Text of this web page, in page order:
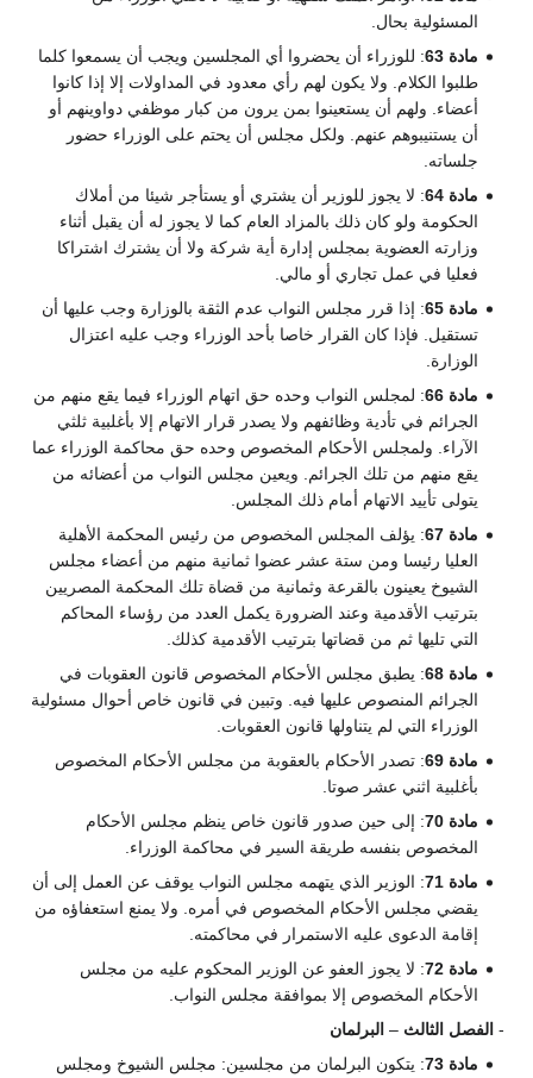
المسئولية بحال.
مادة 63
: للوزراء أن يحضروا أي المجلسين ويجب أن يسمعوا كلما
طلبوا الكلام. ولا يكون لهم رأي معدود في المداولات إلا إذا كانوا
أعضاء. ولهم أن يستعينوا بمن يرون من كبار موظفي دواوينهم أو
أن يستنيبوهم عنهم. ولكل مجلس أن يحتم على الوزراء حضور
جلساته.
مادة 64
: لا يجوز للوزير أن يشتري أو يستأجر شيئا من أملاك
الحكومة ولو كان ذلك بالمزاد العام كما لا يجوز له أن يقبل أثناء
وزارته العضوية بمجلس إدارة أية شركة ولا أن يشترك اشتراكا
فعليا في عمل تجاري أو مالي.
مادة 65
: إذا قرر مجلس النواب عدم الثقة بالوزارة وجب عليها أن
تستقيل. فإذا كان القرار خاصا بأحد الوزراء وجب عليه اعتزال
الوزارة.
مادة 66
: لمجلس النواب وحده حق اتهام الوزراء فيما يقع منهم من
الجرائم في تأدية وظائفهم ولا يصدر قرار الاتهام إلا بأغلبية ثلثي
الآراء. ولمجلس الأحكام المخصوص وحده حق محاكمة الوزراء عما
يقع منهم من تلك الجرائم. ويعين مجلس النواب من أعضائه من
يتولى تأييد الاتهام أمام ذلك المجلس.
مادة 67
: يؤلف المجلس المخصوص من رئيس المحكمة الأهلية
العليا رئيسا ومن ستة عشر عضوا ثمانية منهم من أعضاء مجلس
الشيوخ يعينون بالقرعة وثمانية من قضاة تلك المحكمة المصريين
بترتيب الأقدمية وعند الضرورة يكمل العدد من رؤساء المحاكم
التي تليها ثم من قضاتها بترتيب الأقدمية كذلك.
مادة 68
: يطبق مجلس الأحكام المخصوص قانون العقوبات في
الجرائم المنصوص عليها فيه. وتبين في قانون خاص أحوال مسئولية
الوزراء التي لم يتناولها قانون العقوبات.
مادة 69
: تصدر الأحكام بالعقوبة من مجلس الأحكام المخصوص
بأغلبية اثني عشر صوتا.
مادة 70
: إلى حين صدور قانون خاص ينظم مجلس الأحكام
المخصوص بنفسه طريقة السير في محاكمة الوزراء.
مادة 71
: الوزير الذي يتهمه مجلس النواب يوقف عن العمل إلى أن
يقضي مجلس الأحكام المخصوص في أمره. ولا يمنع استعفاؤه من
إقامة الدعوى عليه الاستمرار في محاكمته.
مادة 72
: لا يجوز العفو عن الوزير المحكوم عليه من مجلس
الأحكام المخصوص إلا بموافقة مجلس النواب.
- الفصل الثالث – البرلمان
مادة 73
: يتكون البرلمان من مجلسين: مجلس الشيوخ ومجلس